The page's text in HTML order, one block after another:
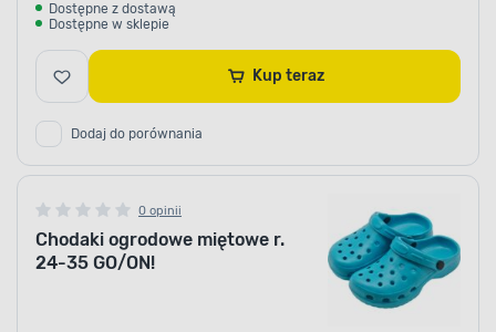
Dostępne z dostawą
Dostępne w sklepie
Kup teraz
Dodaj do porównania
0 opinii
Chodaki ogrodowe miętowe r.
24-35 GO/ON!